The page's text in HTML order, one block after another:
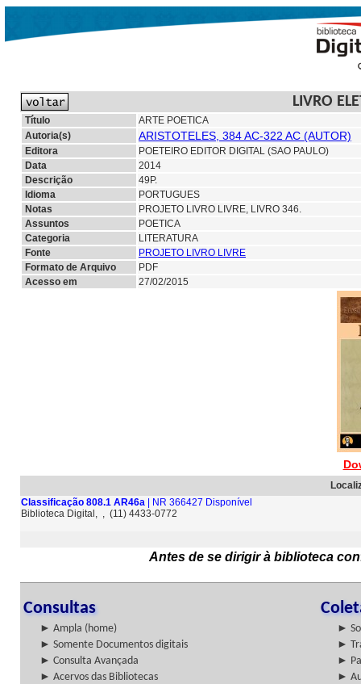
LIVRO
Título
ARTE POETICA
Autoria(s)
ARISTOTELES, 384 AC-322 AC (AUTOR)
Editora
POETEIRO EDITOR DIGITAL (SAO PAULO)
Data
2014
Descrição
49P.
Idioma
PORTUGUES
Notas
PROJETO LIVRO LIVRE, LIVRO 346.
Assuntos
POETICA
Categoria
LITERATURA
Fonte
PROJETO LIVRO LIVRE
Formato de Arquivo
PDF
Acesso em
27/02/2015
Classificação 808.1 AR46a | NR 366427 Disponível
Biblioteca Digital, , (11) 4433-0772
Antes de se dirigir à biblioteca
Consultas
► Ampla (home)
►
► Somente Documentos digitais
►
► Consulta Avançada
►
► Acervos das Bibliotecas
►